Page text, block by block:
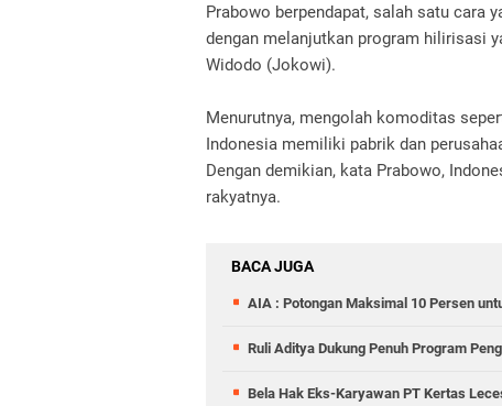
Prabowo berpendapat, salah satu cara
dengan melanjutkan program hilirisasi
Widodo (Jokowi).
Menurutnya, mengolah komoditas
Indonesia memiliki pabrik dan
Dengan demikian, kata Prabowo,
rakyatnya.
BACA JUGA
AIA : Potongan Maksimal 10 Persen
Ruli Aditya Dukung Penuh Program
Bela Hak Eks-Karyawan PT Kertas